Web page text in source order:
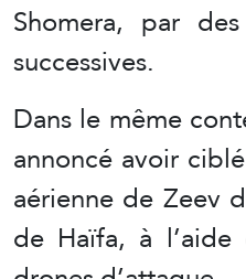
Shomera, par
successives.
Dans le même
annoncé avoir
aérienne de Zeev
de Haïfa, à l’aide